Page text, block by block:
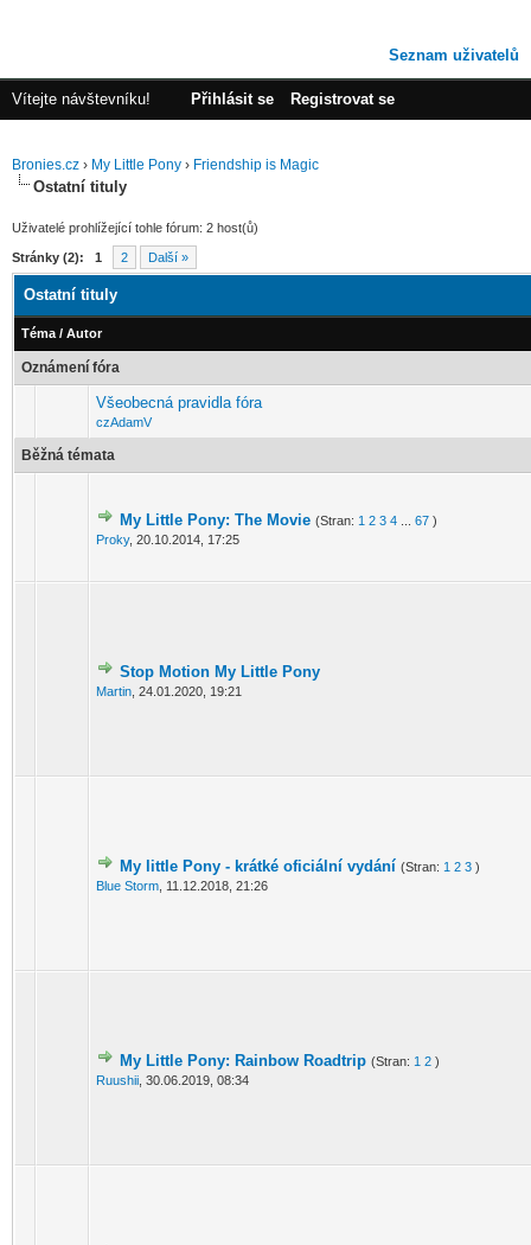
Seznam uživatelů
Vítejte návštevníku! Přihlásit se Registrovat se
Bronies.cz › My Little Pony › Friendship is Magic
Ostatní tituly
Uživatelé prohlížející tohle fórum: 2 host(ů)
Stránky (2): 1 2 Další »
Ostatní tituly
Téma / Autor
Oznámení fóra
Všeobecná pravidla fóra
czAdamV
Běžná témata
My Little Pony: The Movie (Stran: 1 2 3 4 67 )
Proky, 20.10.2014, 17:25
Stop Motion My Little Pony
Martin 24.01.2020, 19:21
My little Pony - krátké oficiální vydání (Stran: 1 2 3 )
Blue Storm 11.12.2018, 21:26
My Little Pony: Rainbow Roadtrip (Stran: 1 2 )
Ruushii 30.06.2019, 08:34